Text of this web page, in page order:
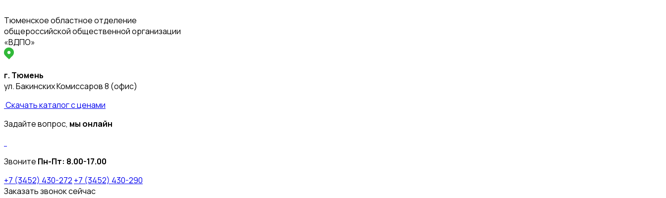
Тюменское областное отделение
общероссийской общественной организации
«ВДПО»
г. Тюмень
ул. Бакинских Комиссаров 8 (офис)
Скачать каталог с ценами
Задайте вопрос, мы онлайн
Звоните Пн-Пт: 8.00-17.00
+7 (3452) 430-272 +7 (3452) 430-290
Заказать звонок сейчас